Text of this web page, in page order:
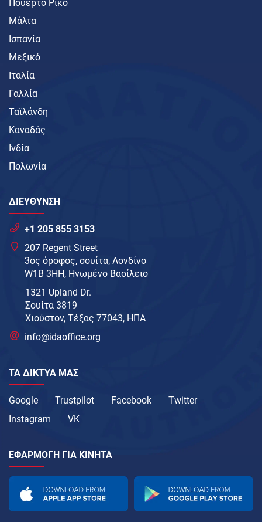
Πουέρτο Ρίκο
Μάλτα
Ισπανία
Μεξικό
Ιταλία
Γαλλία
Ταϊλάνδη
Καναδάς
Ινδία
Πολωνία
ΔΙΕΥΘΥΝΣΗ
+1 205 855 3153
207 Regent Street
3ος όροφος, σουίτα, Λονδίνο
W1B 3HH, Ηνωμένο Βασίλειο
1321 Upland Dr.
Σουίτα 3819
Χιούστον, Τέξας 77043, ΗΠΑ
info@idaoffice.org
ΤΑ ΔΊΚΤΥΑ ΜΑΣ
Google Trustpilot Facebook
Twitter
Instagram
VK
ΕΦΑΡΜΟΓΉ ΓΙΑ ΚΙΝΗΤΆ